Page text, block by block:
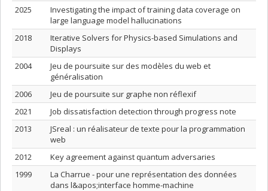
2025
Investigating the impact of training data coverage on
large language model hallucinations
2018
Iterative Solvers for Physics-based Simulations and
Displays
2004
Jeu de poursuite sur des modèles du web et
généralisation
2006
Jeu de poursuite sur graphe non réflexif
2021
Job dissatisfaction detection through progress note
2013
JSreal : un réalisateur de texte pour la programmation
web
2012
Key agreement against quantum adversaries
1999
La Charrue - pour une représentation des données
dans l&apos;interface homme-machine